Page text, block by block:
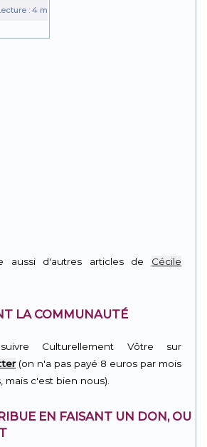
aussi d'autres articles de Cécile
LA COMMUNAUTÉ
Culturellement Vôtre sur
(on n'a pas payé 8 euros par mois
mais c'est bien nous).
EN FAISANT UN DON, OU